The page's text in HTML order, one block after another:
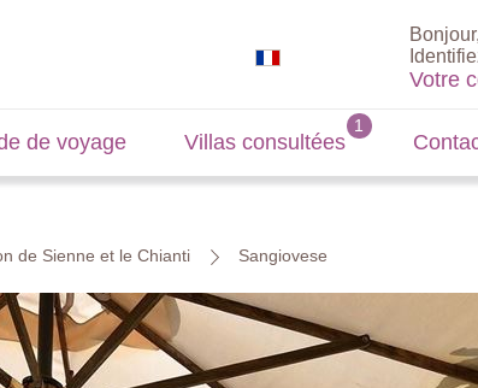
Bonjour,
Votre
de voyage Villas consultées
de Sienne et le Chianti Sangiovese